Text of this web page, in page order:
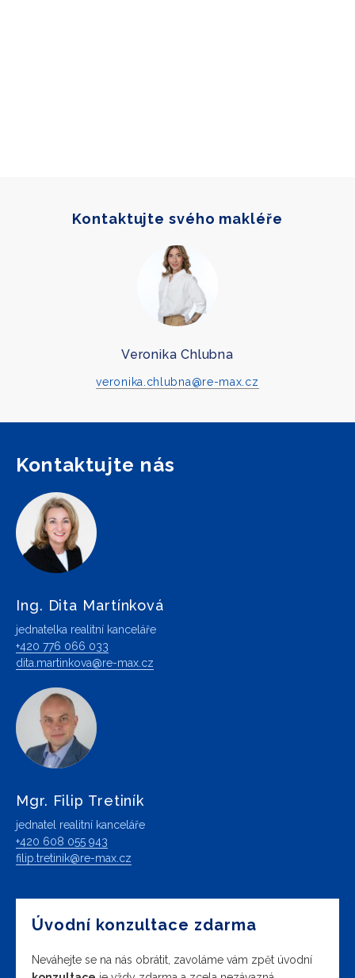
Kontaktujte svého makléře
Veronika Chlubna
veronika.chlubna@re-max.cz
Kontaktujte nás
Ing. Dita Martínková
jednatelka realitní kanceláře
+420 776 066 033
dita.martinkova@re-max.cz
Mgr. Filip Tretiník
jednatel realitní kanceláře
+420 608 055 943
filip.tretinik@re-max.cz
Úvodní konzultace zdarma
Neváhejte se na nás obrátit, zavoláme vám zpět úvodní